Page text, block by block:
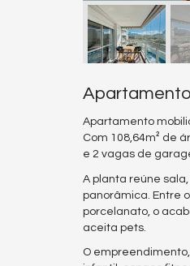
Apartamento
Com 108,64m² de
e 2 vagas de
A planta reúne
panorâmica. Entre
porcelanato, o
aceita pets.
O